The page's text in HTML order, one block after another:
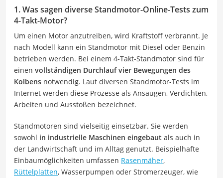
1. Was sagen diverse Standmotor-Online-Tests zum
4-Takt-Motor?
Um einen Motor anzutreiben, wird Kraftstoff verbrannt. Je
nach Modell kann ein Standmotor mit Diesel oder Benzin
betrieben werden. Bei einem 4-Takt-Standmotor sind für
einen vollständigen Durchlauf vier Bewegungen des
Kolbens notwendig. Laut diversen Standmotor-Tests im
Internet werden diese Prozesse als Ansaugen, Verdichten,
Arbeiten und Ausstoßen bezeichnet.
Standmotoren sind vielseitig einsetzbar. Sie werden
sowohl in industrielle Maschinen eingebaut als auch in
der Landwirtschaft und im Alltag genutzt. Beispielhafte
Einbaumöglichkeiten umfassen Rasenmäher,
Rüttelplatten, Wasserpumpen oder Stromerzeuger, wie